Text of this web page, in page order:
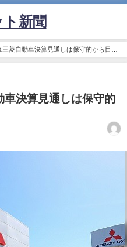
新聞
菱自動車決算見通しは保守的から目標
車決算見通しは保守的